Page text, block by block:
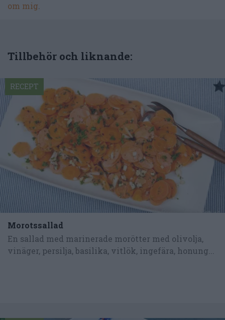
om mig
Tillbehör och liknande:
Morotssallad
En sallad med marinerade morötter med olivolja,
vinäger, persilja, basilika, vitlök, ingefära, honung...
RECEPT